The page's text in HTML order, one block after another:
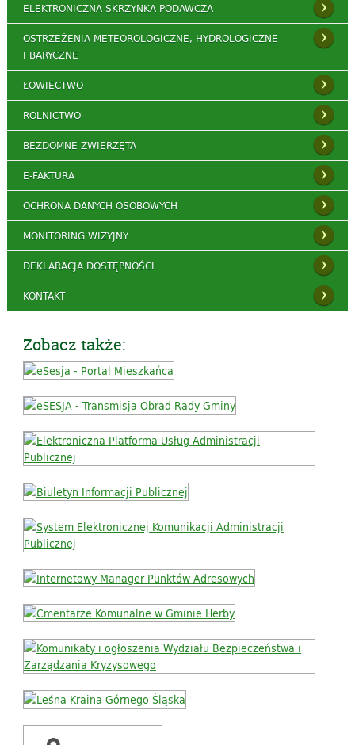
ELEKTRONICZNA SKRZYNKA PODAWCZA
OSTRZEŻENIA METEOROLOGICZNE, HYDROLOGICZNE
I BARYCZNE
ŁOWIECTWO
ROLNICTWO
BEZDOMNE ZWIERZĘTA
E-FAKTURA
OCHRONA DANYCH OSOBOWYCH
MONITORING WIZYJNY
DEKLARACJA DOSTĘPNOŚCI
KONTAKT
Zobacz także: